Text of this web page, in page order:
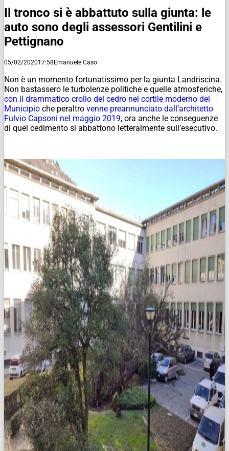
Il tronco si è abbattuto sulla giunta: le
auto sono degli assessori Gentilini e
Pettignano
05/02/202017:58Emanuele Caso
Non è un momento fortunatissimo per la giunta Landriscina.
Non bastassero le turbolenze politiche e quelle atmosferiche,
con il drammatico crollo del cedro nel cortile moderno del
Municipio che peraltro venne preannunciato dall’architetto
Fulvio Capsoni nel maggio 2019, ora anche le conseguenze
di quel cedimento si abbattono letteralmente sull’esecutivo.